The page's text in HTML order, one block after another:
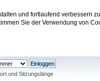
und fortlaufend verbessern
Sie der Verwendung von
und Sitzungslänge